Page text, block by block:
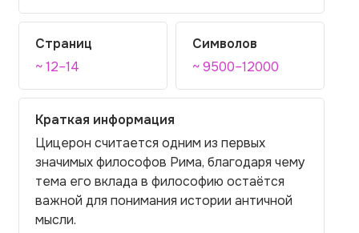
Страниц
~ 12–14
Символов
~ 9500–12000
Краткая информация
Цицерон считается одним из первых
значимых философов Рима, благодаря чему
тема его вклада в философию остаётся
важной для понимания истории античной
мысли.